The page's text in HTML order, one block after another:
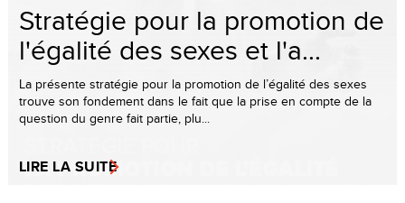
Stratégie pour la promotion de
l'égalité des sexes et l'a...
La présente stratégie pour la promotion de l’égalité des sexes
trouve son fondement dans le fait que la prise en compte de la
question du genre fait partie, plu...
LIRE LA SUITE